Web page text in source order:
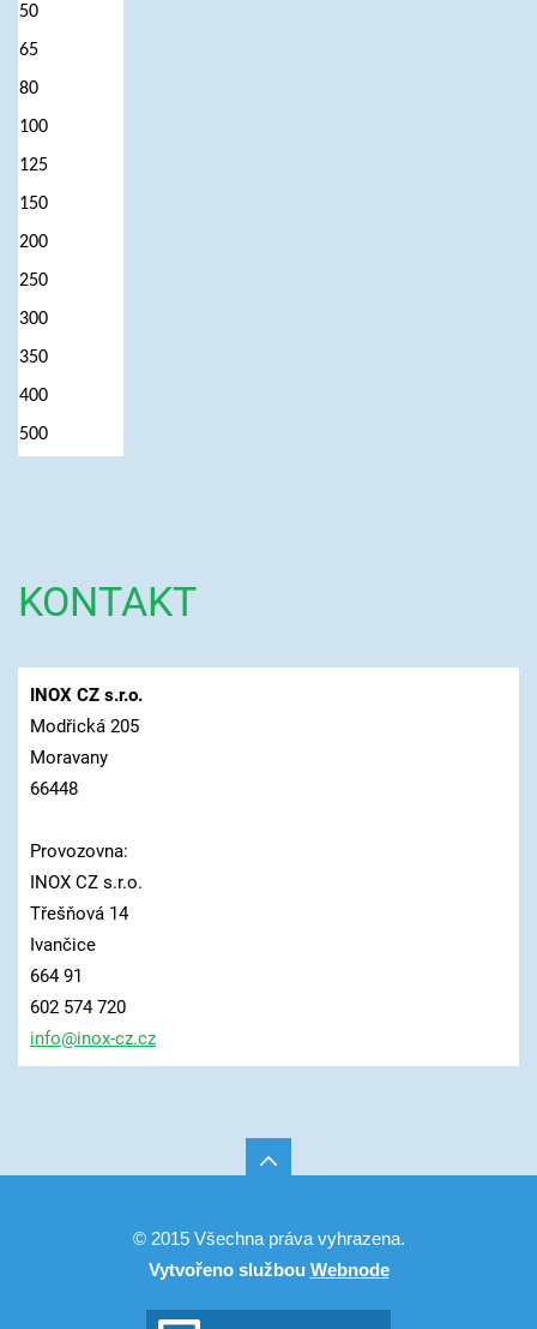
50
65
80
100
125
150
200
250
300
350
400
500
KONTAKT
INOX CZ s.r.o.
Modřická 205
Moravany
66448
Provozovna:
INOX CZ s.r.o.
Třešňová 14
Ivančice
664 91
602 574 720
info@inox-cz.cz
© 2015 Všechna práva vyhrazena.
Vytvořeno službou Webnode